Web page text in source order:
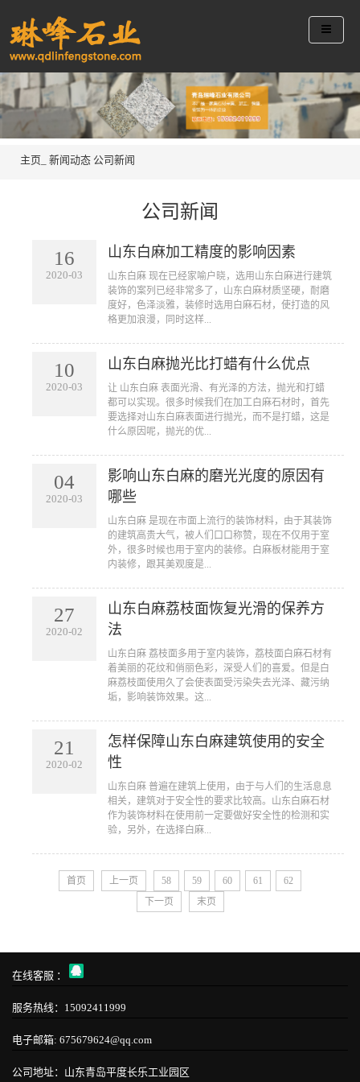
主页_ 新闻动态 公司新闻
公司新闻
16
2020-03
山东白麻加工精度的影响因素
山东白麻 现在已经家喻户晓，选用山东白麻进行建筑
装饰的案列已经非常多了，山东白麻材质坚硬，耐磨
度好，色泽淡雅，装修时选用白麻石材，使打造的风
格更加浪漫，同时这样...
10
2020-03
山东白麻抛光比打蜡有什么优点
让 山东白麻 表面光滑、有光泽的方法，抛光和打蜡
都可以实现。很多时候我们在加工白麻石材时，首先
要选择对山东白麻表面进行抛光，而不是打蜡，这是
什么原因呢，抛光的优...
04
2020-03
影响山东白麻的磨光光度的原因有
哪些
山东白麻 是现在市面上流行的装饰材料，由于其装饰
的建筑高贵大气，被人们口口称赞，现在不仅用于室
外，很多时候也用于室内的装修。白麻板材能用于室
内装修，跟其美观度是...
27
2020-02
山东白麻荔枝面恢复光滑的保养方
法
山东白麻 荔枝面多用于室内装饰，荔枝面白麻石材有
着美丽的花纹和俏丽色彩，深受人们的喜爱。但是白
麻荔枝面使用久了会使表面受污染失去光泽、藏污纳
垢，影响装饰效果。这...
21
2020-02
怎样保障山东白麻建筑使用的安全
性
山东白麻 普遍在建筑上使用，由于与人们的生活息息
相关，建筑对于安全性的要求比较高。山东白麻石材
作为装饰材料在使用前一定要做好安全性的检测和实
验，另外，在选择白麻...
首页 上一页 58 59 60 61
62
下一页
末页
在线客服 ：
服务热线：15092411999
电子邮箱: 675679624@qq.com
公司地址：山东青岛平度长乐工业园区